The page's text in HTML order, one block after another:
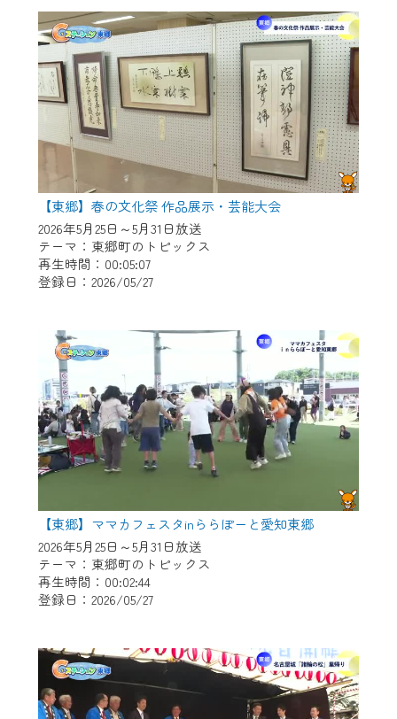
【東郷】春の文化祭 作品展示・芸能大会
2026年5月25日～5月31日放送
テーマ：東郷町のトピックス
再生時間：00:05:07
登録日：2026/05/27
【東郷】ママカフェスタinららぽーと愛知東郷
2026年5月25日～5月31日放送
テーマ：東郷町のトピックス
再生時間：00:02:44
登録日：2026/05/27